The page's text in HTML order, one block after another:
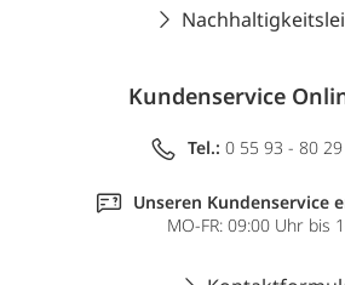
Kundenservice
Tel.: 0 55 93 - 80
Unseren Kundenservice
MO-FR: 09:00 Uhr bis